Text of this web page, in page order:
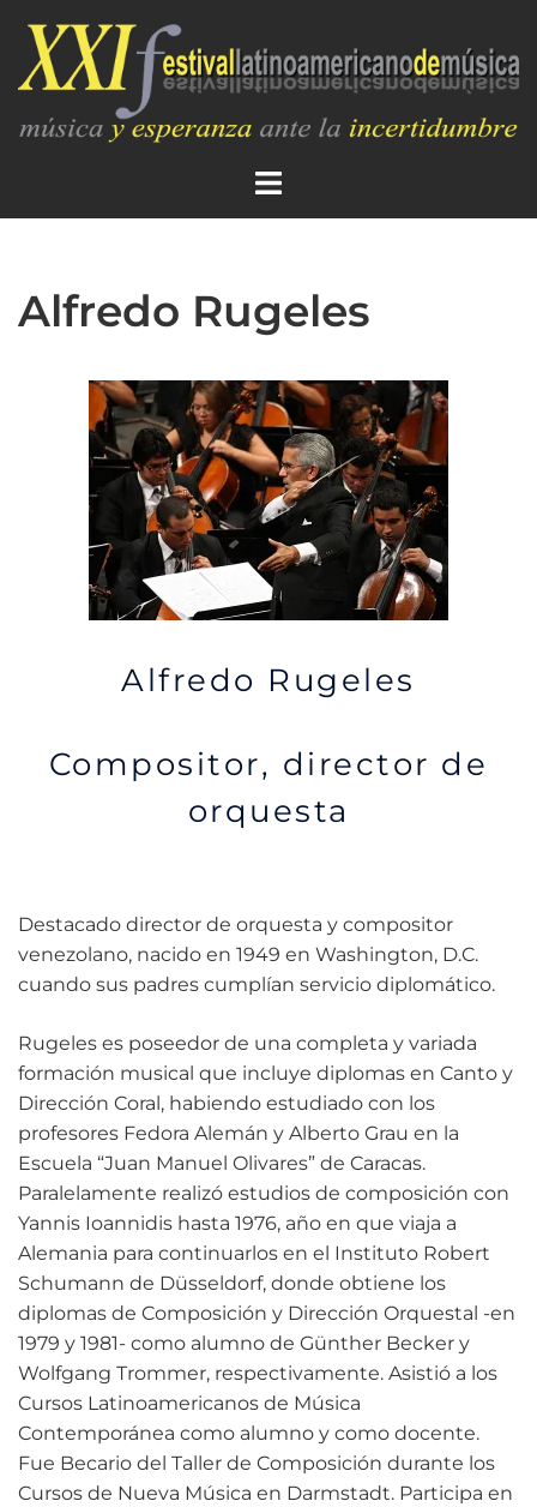
Alfredo Rugeles
Alfredo Rugeles
Compositor, director de
orquesta
Destacado director de orquesta y compositor
venezolano, nacido en 1949 en Washington, D.C.
cuando sus padres cumplían servicio diplomático.
Rugeles es poseedor de una completa y variada
formación musical que incluye diplomas en Canto y
Dirección Coral, habiendo estudiado con los
profesores Fedora Alemán y Alberto Grau en la
Escuela “Juan Manuel Olivares” de Caracas.
Paralelamente realizó estudios de composición con
Yannis Ioannidis hasta 1976, año en que viaja a
Alemania para continuarlos en el Instituto Robert
Schumann de Düsseldorf, donde obtiene los
diplomas de Composición y Dirección Orquestal -en
1979 y 1981- como alumno de Günther Becker y
Wolfgang Trommer, respectivamente. Asistió a los
Cursos Latinoamericanos de Música
Contemporánea como alumno y como docente.
Fue Becario del Taller de Composición durante los
Cursos de Nueva Música en Darmstadt. Participa en